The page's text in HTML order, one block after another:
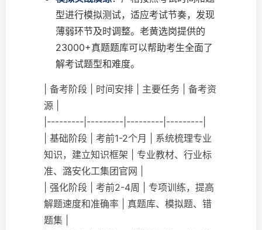
型进行模拟测试，适应考试节奏，发现
薄弱环节及时调整。老黄选岗提供的
23000+真题题库可以帮助考生全面了
解考试题型和难度。
| 备考阶段 | 时间安排 | 主要任务 | 备考资
源 |
|---------|---------|---------|---------|
| 基础阶段 | 考前1-2个月 | 系统梳理专业
知识，建立知识框架 | 专业教材、行业标
准、潞安化工集团官网 |
| 强化阶段 | 考前2-4周 | 专项训练，提高
解题速度和准确率 | 真题库、模拟题、错
题集 |